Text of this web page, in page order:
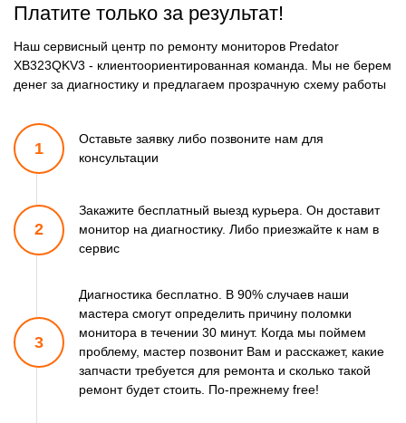
Платите только за результат!
Наш сервисный центр по ремонту мониторов Predator
XB323QKV3 - клиентоориентированная команда. Мы не берем
денег за диагностику и предлагаем прозрачную схему работы
1
Оставьте заявку либо позвоните нам для
консультации
2
Закажите бесплатный выезд курьера. Он доставит
монитор на диагностику. Либо приезжайте к нам в
сервис
3
Диагностика бесплатно. В 90% случаев наши
мастера смогутопределить причину поломки
монитора в течении 30 минут. Когда мы поймем
проблему, мастер позвонит Вам и расскажет, какие
запчасти требуется для ремонта и сколько такой
ремонтбудет стоить. По-прежнему free!